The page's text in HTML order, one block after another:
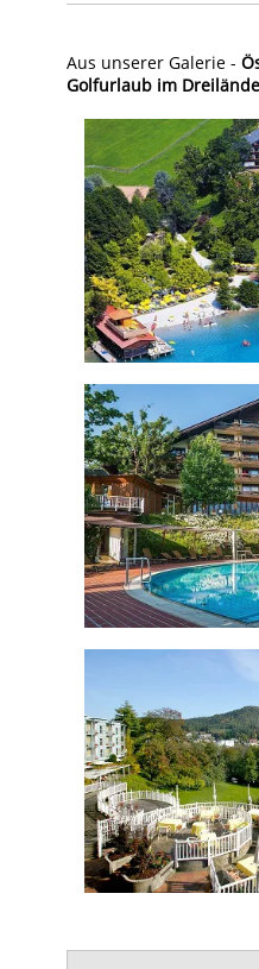
Aus unserer Galerie -
Golfurlaub im